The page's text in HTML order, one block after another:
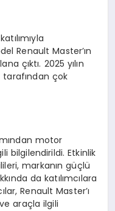
Renault Master’ın
çıktı. 2025 yılın
çok
motor
bilgilendirildi. Etkinlik
markanın güçlü
da katılımcılara
Renault Master’ı
araçla ilgili